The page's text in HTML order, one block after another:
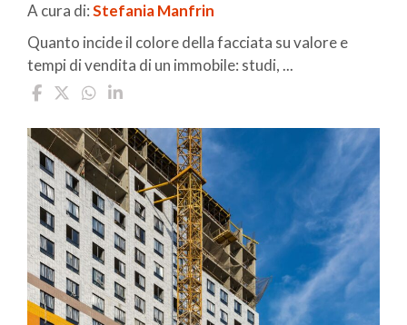
A cura di:Stefania Manfrin
Quanto incide il colore della facciata su valore e
tempi di vendita di un immobile: studi, ...